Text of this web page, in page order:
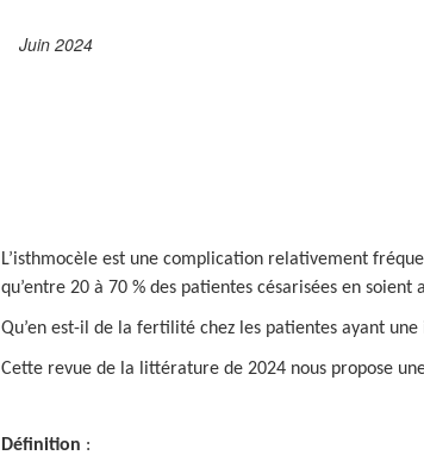
Juin 2024
L’isthmocèle est une complication relativement
qu’entre 20 à 70 % des patientes césarisées en
Qu’en est-il de la fertilité chez les patientes ayant une
Cette revue de la littérature de 2024 nous propose
Définition :